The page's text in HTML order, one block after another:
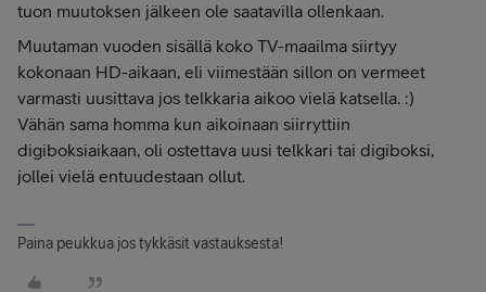
tuon muutoksen jälkeen ole saatavilla ollenkaan.
Muutaman vuoden sisällä koko TV-maailma siirtyy
kokonaan HD-aikaan, eli viimestään sillon on vermeet
varmasti uusittava jos telkkaria aikoo vielä katsella. :)
Vähän sama homma kun aikoinaan siirryttiin
digiboksiaikaan, oli ostettava uusi telkkari tai digiboksi,
jollei vielä entuudestaan ollut.
Paina peukkua jos tykkäsit vastauksesta!